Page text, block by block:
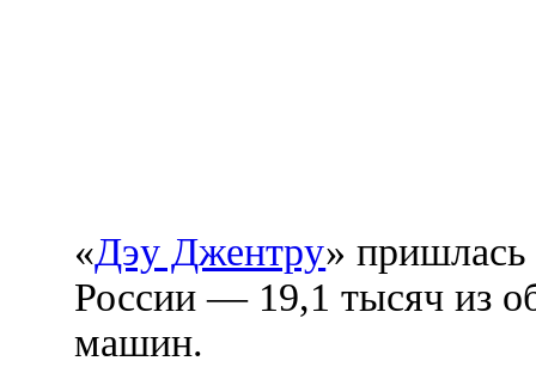
«Дэу Джентру»
России — 19,1 тысяч из
машин.